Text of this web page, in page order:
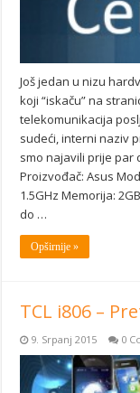
Još jedan u nizu
koji “iskaču” na
telekomunikacija
sudeći, interni naziv
smo najavili prije par
Proizvođač: Asus
1.5GHz Memorija:
do …
Opširnije »
TCL i806 –
9. Srpanj 2015 0